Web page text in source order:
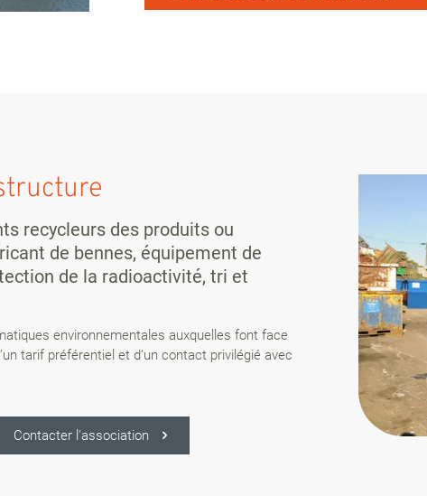
recycleurs des produits ou
de bennes, équipement de
de la radioactivité, tri et
environnementales auxquelles font face
tarif préférentiel et d’un contact privilégié avec
Contacter l'association